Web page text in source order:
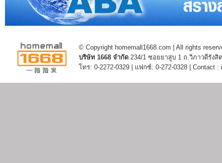
© Copyright homemall1668.com | All rights
บริษัท 1668 จำกัด 234/1 ซอยยาสูบ 1 ถ.วิภาวดีรัง
โทร: 0-2272-0329 | แฟกซ์: 0-272-0328 | Contact